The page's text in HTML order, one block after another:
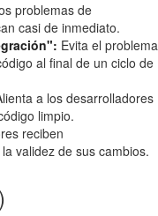
problemas de
casi de inmediato.
Evita el problema
al final de un ciclo de
a los desarrolladores
limpio.
reciben
validez de sus cambios.